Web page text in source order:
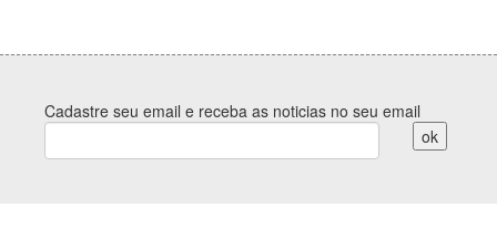
Cadastre seu email e receba as noticias no seu email